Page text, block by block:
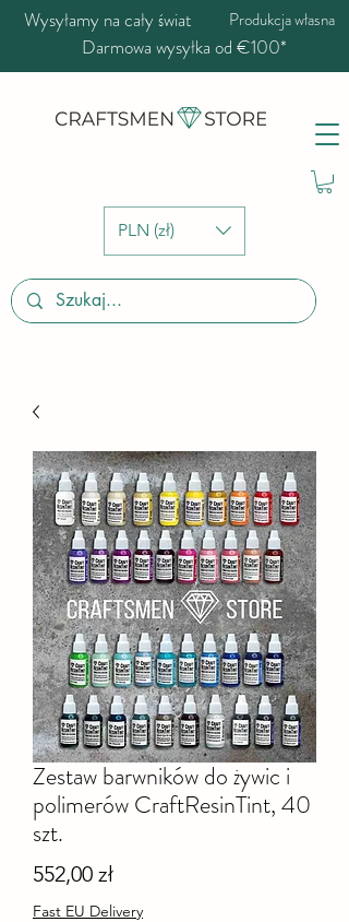
PLN (zł)
Wysyłamy na cały świat Produkcja własna
Darmowa wysyłka od €100*
Zestaw barwników do żywic i
polimerów CraftResinTint, 40
szt.
552,00 złCena
Fast EU Delivery